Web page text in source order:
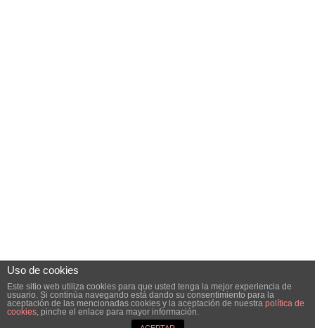
Tema para WordPress: Poseidon de
Uso de cookies
Este sitio web utiliza cookies para que usted tenga la mejor experiencia de
usuario. Si continúa navegando está dando su consentimiento para la
aceptación de las mencionadas cookies y la aceptación de nuestra política de
cookies, pinche el enlace para mayor información.